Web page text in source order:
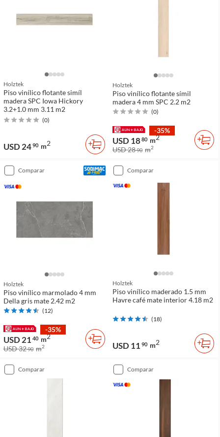
Holztek
Piso vinílico flotante simíl
madera SPC Iowa Hickory
3.2+1.0 mm 3.11 m2
(0)
USD 2490 m2
Holztek
Piso vinílico flotante símil
madera 4 mm SPC 2.2 m2
(0)
-35%
USD 1880 m2
USD 2890 m2
comparar
Holztek
Piso vinílico marmolado 4 mm
Della gris mate 2.42 m2
(12)
-35%
USD 21 40 m2
USD 3290 m2
comparar
Holztek
Piso vinílico maderado 1.5 mm
Havre café mate interior 4.18 m2
(18)
USD 11 90 m2
comparar comparar